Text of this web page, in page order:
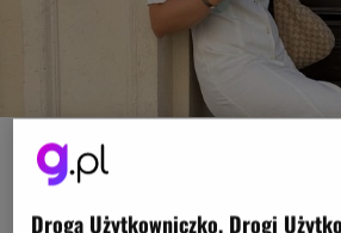
Droga Użytkowniczko, Drogi